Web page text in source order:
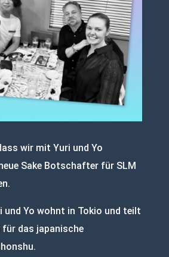
wir mit Yuri und Yo
Sake Botschafter für SLM
und Yo wohnt in Tokio und teilt
das japanische